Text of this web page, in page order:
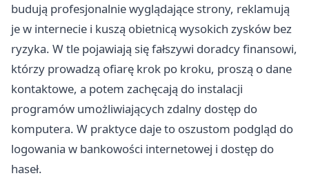
budują profesjonalnie wyglądające strony, reklamują
je w internecie i kuszą obietnicą wysokich zysków bez
ryzyka. W tle pojawiają się fałszywi doradcy finansowi,
którzy prowadzą ofiarę krok po kroku, proszą o dane
kontaktowe, a potem zachęcają do instalacji
programów umożliwiających zdalny dostęp do
komputera. W praktyce daje to oszustom podgląd do
logowania w bankowości internetowej i dostęp do
haseł.